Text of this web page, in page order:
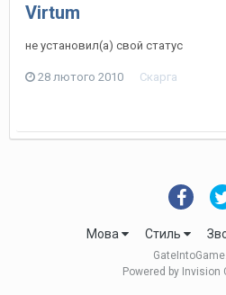
Virtum
не установил(а) свой статус
28 лютого 2010 Скарга
Мова Стиль
Powered by Invision